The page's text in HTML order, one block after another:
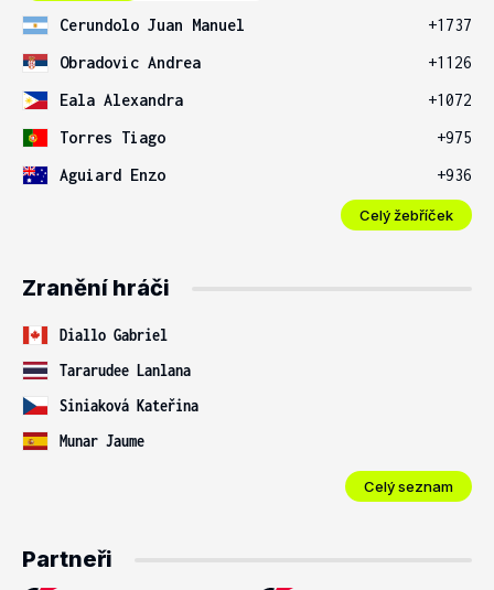
Cerundolo Juan Manuel
+1737
Obradovic Andrea
+1126
Eala Alexandra
+1072
Torres Tiago
+975
Aguiard Enzo
+936
Celý žebříček
Zranění hráči
Diallo Gabriel
Tararudee Lanlana
Siniaková Kateřina
Munar Jaume
Celý seznam
Partneři